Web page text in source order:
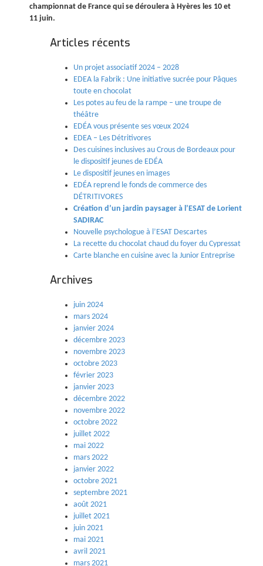
championnat de France qui se déroulera à Hyères les 10 et
11 juin.
Articles récents
Un projet associatif 2024 – 2028
EDEA la Fabrik : Une initiative sucrée pour Pâques
toute en chocolat
Les potes au feu de la rampe – une troupe de
théâtre
EDÉA vous présente ses vœux 2024
EDEA – Les Détritivores
Des cuisines inclusives au Crous de Bordeaux pour
le dispositif jeunes de EDÉA
Le dispositif jeunes en images
EDÉA reprend le fonds de commerce des
DÉTRITIVORES
Création d’un jardin paysager à l’ESAT de Lorient
SADIRAC
Nouvelle psychologue à l’ESAT Descartes
La recette du chocolat chaud du foyer du Cypressat
Carte blanche en cuisine avec la Junior Entreprise
Archives
juin 2024
mars 2024
janvier 2024
décembre 2023
novembre 2023
octobre 2023
février 2023
janvier 2023
décembre 2022
novembre 2022
octobre 2022
juillet 2022
mai 2022
mars 2022
janvier 2022
octobre 2021
septembre 2021
août 2021
juillet 2021
juin 2021
mai 2021
avril 2021
mars 2021